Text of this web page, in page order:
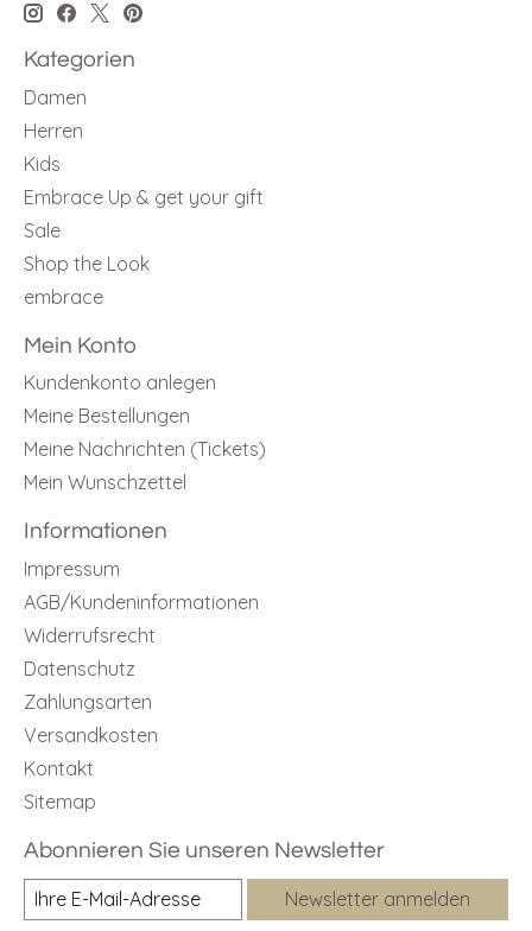
Kategorien
Damen
Herren
Kids
Embrace Up & get your gift
Sale
Shop the Look
embrace
Mein Konto
Kundenkonto anlegen
Meine Bestellungen
Meine Nachrichten (Tickets)
Mein Wunschzettel
Informationen
Impressum
AGB/Kundeninformationen
Widerrufsrecht
Datenschutz
Zahlungsarten
Versandkosten
Kontakt
Sitemap
Abonnieren Sie unseren Newsletter
Newsletter anmelden